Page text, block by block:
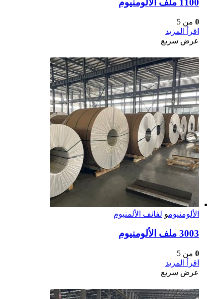
1100 ملف الألومنيوم
0 من 5
اقرأ المزيد
عرض سريع
الألومنيومو لفائف الألمنيوم
3003 ملف الألومنيوم
0 من 5
اقرأ المزيد
عرض سريع